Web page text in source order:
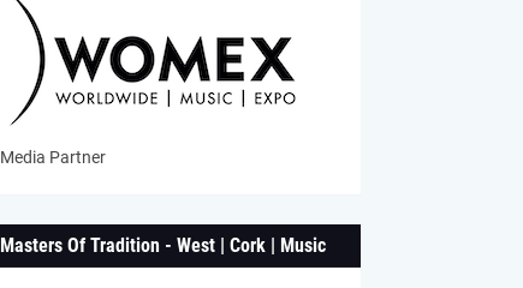
Media Partner
Masters Of Tradition - West | Cork | Music